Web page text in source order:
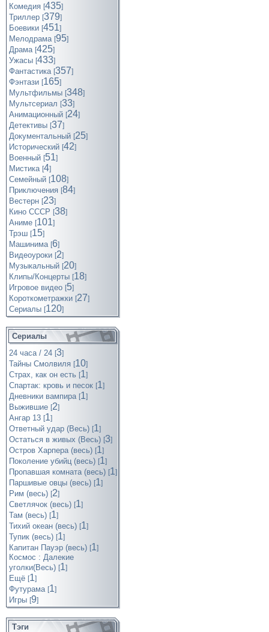
Комедия [435]
Триллер [379]
Боевики [451]
Мелодрама [95]
Драма [425]
Ужасы [433]
Фантастика [357]
Фэнтази [165]
Мультфильмы [348]
Мультсериал [33]
Анимационный [24]
Детективы [37]
Документальный [25]
Исторический [42]
Военный [51]
Мистика [4]
Семейный [108]
Приключения [84]
Вестерн [23]
Кино СССР [38]
Аниме [101]
Трэш [15]
Машинима [6]
Видеоуроки [2]
Музыкальный [20]
Клипы/Концерты [18]
Игровое видео [5]
Короткометражки [27]
Cериалы [120]
Сериалы
24 часа / 24 [3]
Тайны Смолвиля [10]
Страх, как он есть [1]
Спартак: кровь и песок [1]
Дневники вампира [1]
Выжившие [2]
Ангар 13 [1]
Ответный удар (Весь) [1]
Остаться в живых (Весь) [3]
Остров Харпера (весь) [1]
Поколение убийц (весь) [1]
Пропавшая комната (весь) [1]
Паршивые овцы (весь) [1]
Рим (весь) [2]
Светлячок (весь) [1]
Там (весь) [1]
Тихий океан (весь) [1]
Тупик (весь) [1]
Капитан Пауэр (весь) [1]
Космос : Далекие
уголки(Весь) [1]
Ещё [1]
Футурама [1]
Игры [9]
Тэги